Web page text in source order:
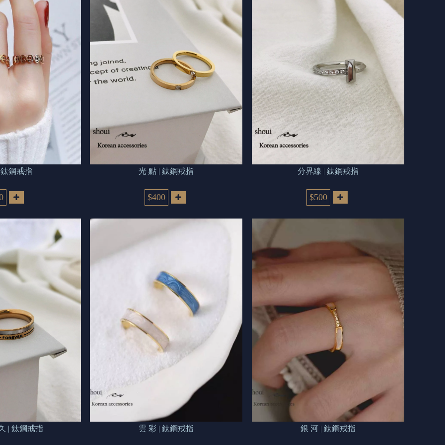
來 | 鈦鋼戒指 光 點 | 鈦鋼戒指
$400
分界線 | 鈦鋼戒指
$500
| 鈦鋼戒指 雲 彩 | 鈦鋼戒指 銀 河 | 鈦鋼戒指